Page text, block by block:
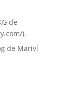
de
).
de Mariví